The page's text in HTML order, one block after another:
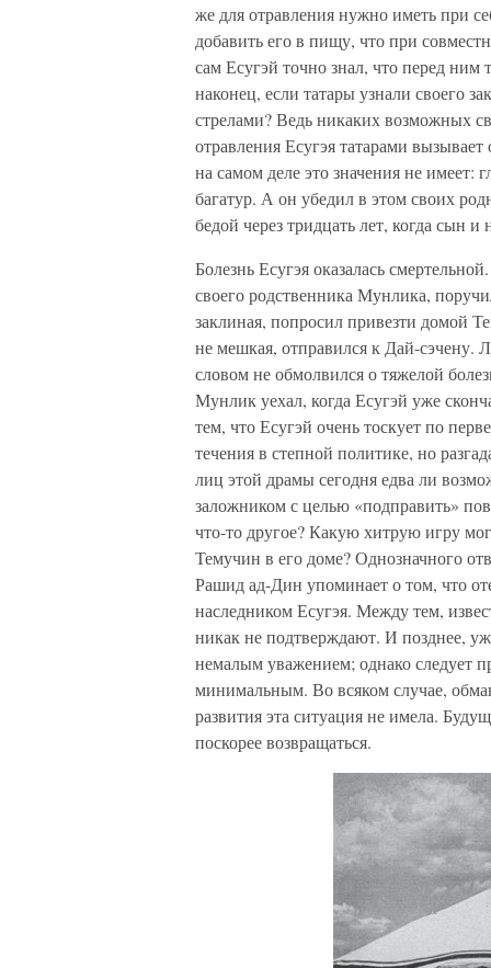
же для отравления нужно иметь при
добавить его в пищу, что при
сам Есугэй точно знал, что перед
наконец, если татары узнали своего
стрелами? Ведь никаких возможных
отравления Есугэя татарами
на самом деле это значения не имеет:
багатур. А он убедил в этом своих
бедой через тридцать лет, когда сын
Болезнь Есугэя оказалась
своего родственника Мунлика,
заклиная, попросил привезти домой
не мешкая, отправился к Дай-сэчену.
словом не обмолвился о тяжелой
Мунлик уехал, когда Есугэй уже
тем, что Есугэй очень тоскует по
течения в степной политике, но
лиц этой драмы сегодня едва ли
заложником с целью «подправить»
что-то другое? Какую хитрую игру
Темучин в его доме? Однозначного
Рашид ад-Дин упоминает о том, что
наследником Есугэя. Между тем,
никак не подтверждают. И позднее,
немалым уважением; однако следует
минимальным. Во всяком случае,
развития эта ситуация не имела.
поскорее возвращаться.